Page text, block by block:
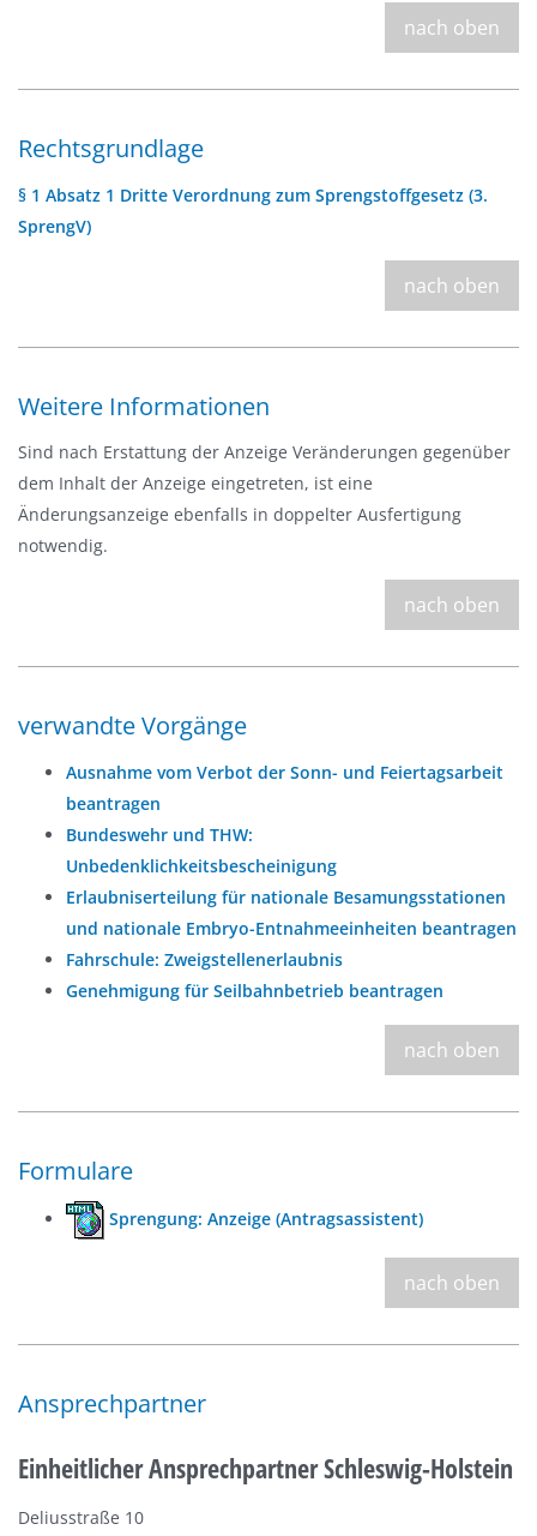
nach oben
Rechtsgrundlage
§ 1 Absatz 1 Dritte Verordnung zum Sprengstoffgesetz (3.
SprengV)
nach oben
Weitere Informationen
Sind nach Erstattung der Anzeige Veränderungen gegenüber
dem Inhalt der Anzeige eingetreten, ist eine
Änderungsanzeige ebenfalls in doppelter Ausfertigung
notwendig.
nach oben
verwandte Vorgänge
Ausnahme vom Verbot der Sonn- und Feiertagsarbeit
beantragen
Bundeswehr und THW:
Unbedenklichkeitsbescheinigung
Erlaubniserteilung für nationale Besamungsstationen
und nationale Embryo-Entnahmeeinheiten beantragen
Fahrschule: Zweigstellenerlaubnis
Genehmigung für Seilbahnbetrieb beantragen
nach oben
Formulare
Sprengung: Anzeige (Antragsassistent)
nach oben
Ansprechpartner
Einheitlicher Ansprechpartner Schleswig-Holstein
Deliusstraße 10